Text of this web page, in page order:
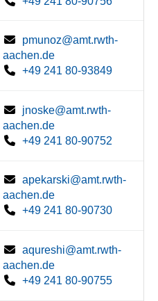
pmunoz@amt.rwth-
aachen.de
+49 241 80-93849
jnoske@amt.rwth-
aachen.de
+49 241 80-90752
apekarski@amt.rwth-
aachen.de
+49 241 80-90730
aqureshi@amt.rwth-
aachen.de
+49 241 80-90755